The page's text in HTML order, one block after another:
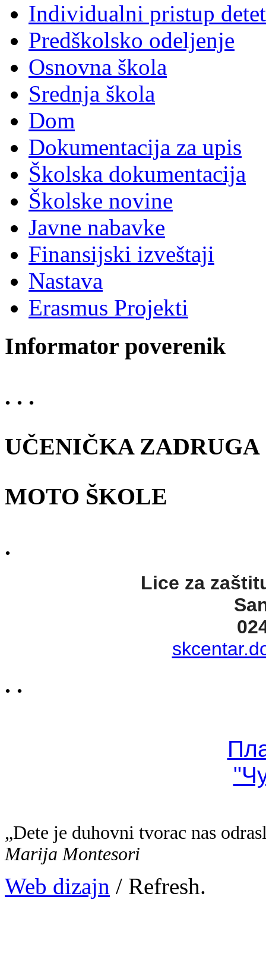
Individualni pristup
Predškolsko odeljenje
Osnovna škola
Srednja škola
Dom
Dokumentacija za upis
Školska dokumentacija
Školske novine
Javne nabavke
Finansijski izveštaji
Nastava
Erasmus Projekti
Informator poverenik
. . .
UČENIČKA ZADRUGA
MOTO ŠKOLE
.
Lice za
. .
„Dete je duhovni tvorac nas
Marija Montesori
Web dizajn / Refresh.